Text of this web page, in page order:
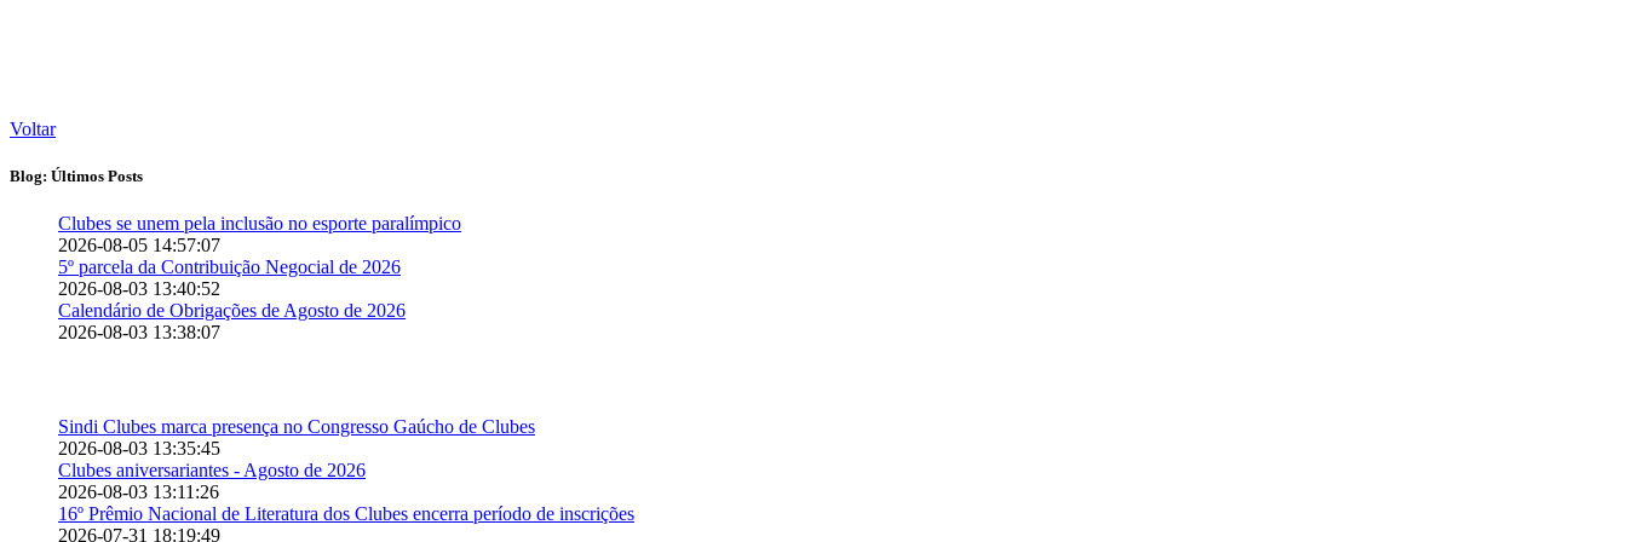
Voltar
Blog: Últimos Posts
Clubes se unem pela inclusão no esporte paralímpico
2026-08-05 14:57:07
5º parcela da Contribuição Negocial de 2026
2026-08-03 13:40:52
Calendário de Obrigações de Agosto de 2026
2026-08-03 13:38:07
Sindi Clubes marca presença no Congresso Gaúcho de Clubes
2026-08-03 13:35:45
Clubes aniversariantes - Agosto de 2026
2026-08-03 13:11:26
16º Prêmio Nacional de Literatura dos Clubes encerra período de inscrições
2026-07-31 18:19:49